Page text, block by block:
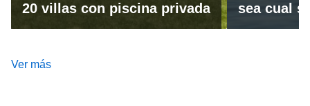
20 villas con piscina privada
sea cual
Ver más